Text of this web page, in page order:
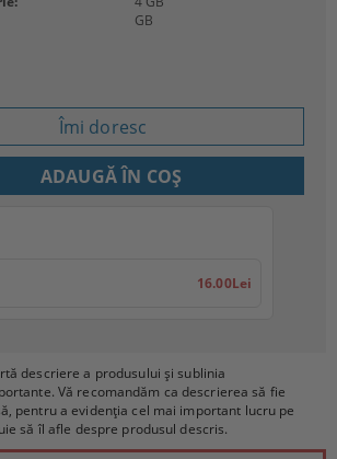
descriere a produsului și sublinia
Vă recomandăm ca descrierea să fie
pentru a evidenția cel mai important lucru pe
să îl afle despre produsul descris.
GB
Îmi doresc
16.00Lei